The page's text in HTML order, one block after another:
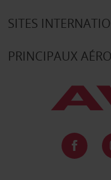
SITES
PRINCIPAUX